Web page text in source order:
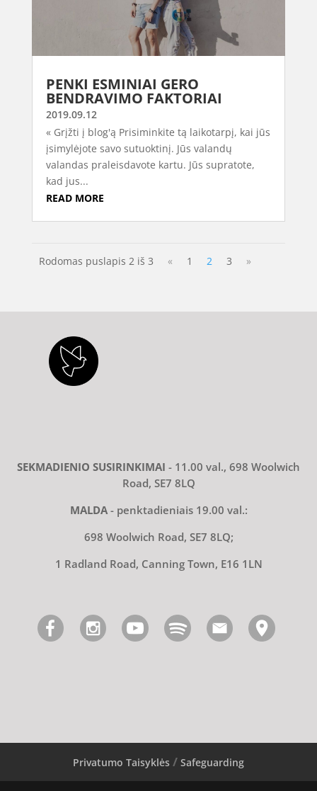
PENKI ESMINIAI GERO
BENDRAVIMO FAKTORIAI
2019.09.12
« Grįžti į blog'ą Prisiminkite tą laikotarpį, kai jūs
įsimylėjote savo sutuoktinį. Jūs valandų
valandas praleisdavote kartu. Jūs supratote,
kad jus...
READ MORE
Rodomas puslapis 2 iš 3 « 1 2 3 »
SEKMADIENIO SUSIRINKIMAI - 11.00 val., 698 Woolwich
Road, SE7 8LQ
MALDA - penktadieniais 19.00 val.:
698 Woolwich Road, SE7 8LQ;
1 Radland Road, Canning Town, E16 1LN
Privatumo Taisyklės Safeguarding